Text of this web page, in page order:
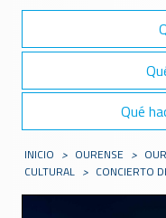
Qué
INICIO > OURENSE >
CULTURAL > CONCIERTO